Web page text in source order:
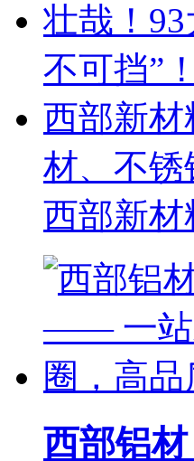
壮哉！
不可挡”！
西部新
材、不
西部新
西部铝